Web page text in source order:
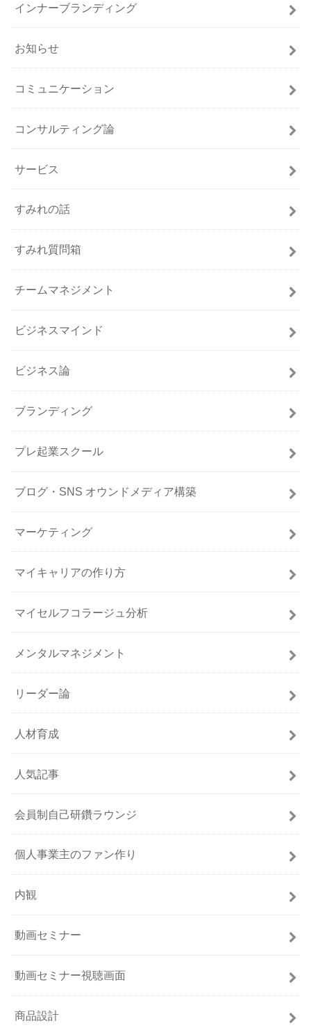
インナーブランディング
お知らせ
コミュニケーション
コンサルティング論
サービス
すみれの話
すみれ質問箱
チームマネジメント
ビジネスマインド
ビジネス論
ブランディング
プレ起業スクール
ブログ・SNS オウンドメディア構築
マーケティング
マイキャリアの作り方
マイセルフコラージュ分析
メンタルマネジメント
リーダー論
人材育成
人気記事
会員制自己研鑽ラウンジ
個人事業主のファン作り
内観
動画セミナー
動画セミナー視聴画面
商品設計